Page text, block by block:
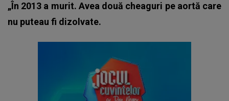
„În 2013 a murit. Avea două cheaguri pe aortă care
nu puteau fi dizolvate.